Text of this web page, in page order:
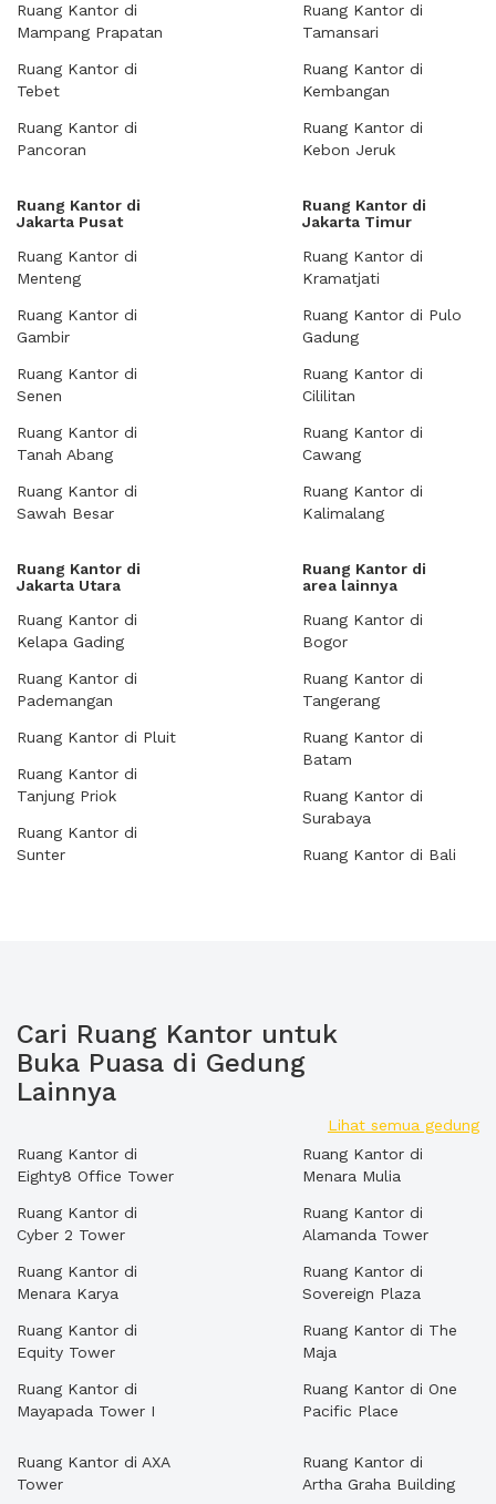
Ruang Kantor di
Mampang Prapatan
Ruang Kantor di
Tebet
Ruang Kantor di
Pancoran
Ruang Kantor di
Tamansari
Ruang Kantor di
Kembangan
Ruang Kantor di
Kebon Jeruk
Ruang Kantor di
Jakarta Pusat
Ruang Kantor di
Menteng
Ruang Kantor di
Gambir
Ruang Kantor di
Senen
Ruang Kantor di
Tanah Abang
Ruang Kantor di
Sawah Besar
Ruang Kantor di
Jakarta Timur
Ruang Kantor di
Kramatjati
Ruang Kantor di Pulo
Gadung
Ruang Kantor di
Cililitan
Ruang Kantor di
Cawang
Ruang Kantor di
Kalimalang
Ruang Kantor di
Jakarta Utara
Ruang Kantor di
Kelapa Gading
Ruang Kantor di
Pademangan
Ruang Kantor di Pluit
Ruang Kantor di
Tanjung Priok
Ruang Kantor di
Sunter
Ruang Kantor di
area lainnya
Ruang Kantor di
Bogor
Ruang Kantor di
Tangerang
Ruang Kantor di
Batam
Ruang Kantor di
Surabaya
Ruang Kantor di Bali
Cari Ruang Kantor untuk
Buka Puasa di Gedung
Lainnya
Lihat semua gedung
Ruang Kantor di
Eighty8 Office Tower
Ruang Kantor di
Cyber 2 Tower
Ruang Kantor di
Menara Karya
Ruang Kantor di
Equity Tower
Ruang Kantor di
Mayapada Tower I
Ruang Kantor di
Menara Mulia
Ruang Kantor di
Alamanda Tower
Ruang Kantor di
Sovereign Plaza
Ruang Kantor di The
Maja
Ruang Kantor di One
Pacific Place
Ruang Kantor di AXA
Tower
Ruang Kantor di
Artha Graha Building